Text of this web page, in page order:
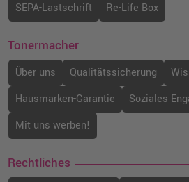
SEPA-Lastschrift
Re-Life Box
Tonermacher
Über uns Qualitätssicherung
Hausmarken-Garantie
Soziales
Mit uns werben!
Rechtliches